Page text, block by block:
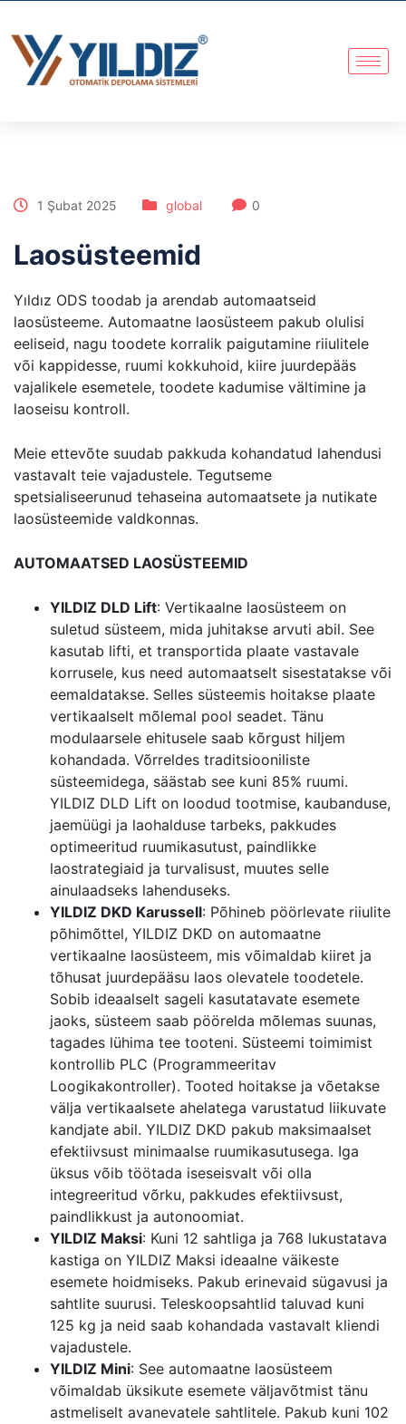
1 Şubat 2025 global 0
Laosüsteemid
Yıldız ODS toodab ja arendab automaatseid
laosüsteeme. Automaatne laosüsteem pakub olulisi
eeliseid, nagu toodete korralik paigutamine riiulitele
või kappidesse, ruumi kokkuhoid, kiire juurdepääs
vajalikele esemetele, toodete kadumise vältimine ja
laoseisu kontroll.
Meie ettevõte suudab pakkuda kohandatud lahendusi
vastavalt teie vajadustele. Tegutseme
spetsialiseerunud tehaseina automaatsete ja nutikate
laosüsteemide valdkonnas.
AUTOMAATSED LAOSÜSTEEMID
YILDIZ DLD Lift: Vertikaalne laosüsteem on
suletud süsteem, mida juhitakse arvuti abil. See
kasutab lifti, et transportida plaate vastavale
korrusele, kus need automaatselt sisestatakse või
eemaldatakse. Selles süsteemis hoitakse plaate
vertikaalselt mõlemal pool seadet. Tänu
modulaarsele ehitusele saab kõrgust hiljem
kohandada. Võrreldes traditsiooniliste
süsteemidega, säästab see kuni 85% ruumi.
YILDIZ DLD Lift on loodud tootmise, kaubanduse,
jaemüügi ja laohalduse tarbeks, pakkudes
optimeeritud ruumikasutust, paindlikke
laostrategiaid ja turvalisust, muutes selle
ainulaadseks lahenduseks.
YILDIZ DKD Karussell: Põhineb pöörlevate riiulite
põhimõttel, YILDIZ DKD on automaatne
vertikaalne laosüsteem, mis võimaldab kiiret ja
tõhusat juurdepääsu laos olevatele toodetele.
Sobib ideaalselt sageli kasutatavate esemete
jaoks, süsteem saab pöörelda mõlemas suunas,
tagades lühima tee tooteni. Süsteemi toimimist
kontrollib PLC (Programmeeritav
Loogikakontroller). Tooted hoitakse ja võetakse
välja vertikaalsete ahelatega varustatud liikuvate
kandjate abil. YILDIZ DKD pakub maksimaalset
efektiivsust minimaalse ruumikasutusega. Iga
üksus võib töötada iseseisvalt või olla
integreeritud võrku, pakkudes efektiivsust,
paindlikkust ja autonoomiat.
YILDIZ Maksi: Kuni 12 sahtliga ja 768 lukustatava
kastiga on YILDIZ Maksi ideaalne väikeste
esemete hoidmiseks. Pakub erinevaid sügavusi ja
sahtlite suurusi. Teleskoopsahtlid taluvad kuni
125 kg ja neid saab kohandada vastavalt kliendi
vajadustele.
YILDIZ Mini: See automaatne laosüsteem
võimaldab üksikute esemete väljavõtmist tänu
astmeliselt avanevatele sahtlitele. Pakub kuni 102